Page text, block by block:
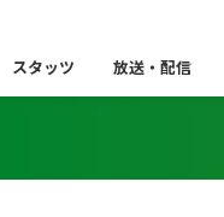
スタッツ 放送・配信